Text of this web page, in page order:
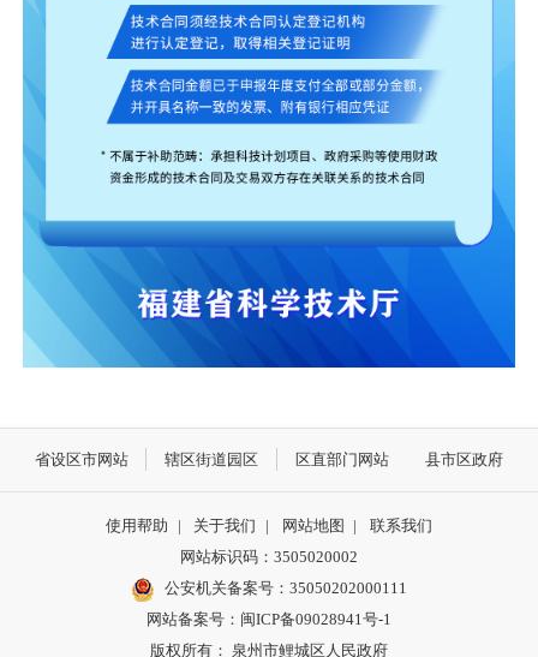
省设区市网站 辖区街道园区 区直部门网站 县市区政府
使用帮助 | 关于我们 | 网站地图 |
联系我们
网站标识码：3505020002
公安机关备案号：35050202000111
网站备案号：闽ICP备09028941号-1
版权所有： 泉州市鲤城区人民政府